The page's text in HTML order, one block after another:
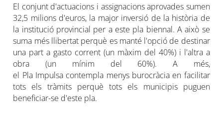
El conjunt d'actuacions i assignacions aprovades sumen
32,5 milions d'euros, la major inversió de la història de
la institució provincial per a este pla biennal. A això se
suma més llibertat perquè es manté l'opció de destinar
una part a gasto corrent (un màxim del 40%) i l'altra a
obra (un mínim del 60%). A més,
el Pla Impulsa contempla menys burocràcia en facilitar
tots els tràmits perquè tots els municipis puguen
beneficiar-se d'este pla.